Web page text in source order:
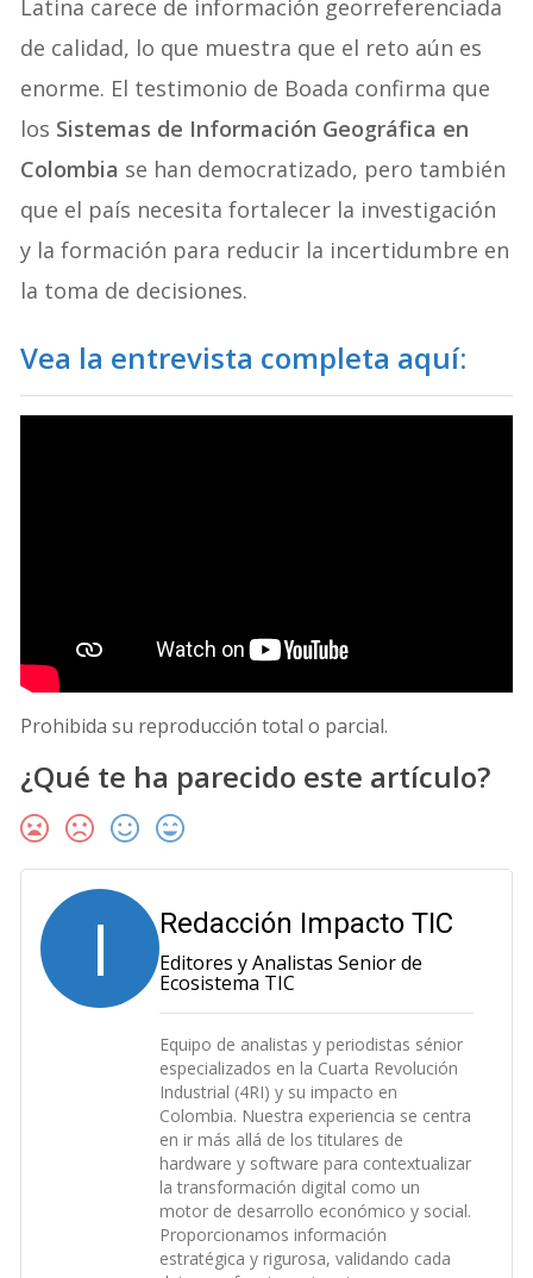
Latina carece de información georreferenciada
de calidad, lo que muestra que el reto aún es
enorme. El testimonio de Boada confirma que
los Sistemas de Información Geográfica en
Colombia se han democratizado, pero también
que el país necesita fortalecer la investigación
y la formación para reducir la incertidumbre en
la toma de decisiones.
Vea la entrevista completa aquí:
Prohibida su reproducción total o parcial.
¿Qué te ha parecido este artículo?
I Redacción Impacto TIC
Editores y Analistas Senior de
Ecosistema TIC
Equipo de analistas y periodistas sénior
especializados en la Cuarta Revolución
Industrial (4RI) y su impacto en
Colombia. Nuestra experiencia se centra
en ir más allá de los titulares de
hardware y software para contextualizar
la transformación digital como un
motor de desarrollo económico y social.
Proporcionamos información
estratégica y rigurosa, validando cada